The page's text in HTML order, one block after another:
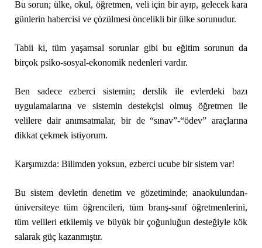
Bu sorun; ülke, okul, öğretmen, veli için bir ayıp, gelecek kara
günlerin habercisi ve çözülmesi öncelikli bir ülke sorunudur.
Tabii ki, tüm yaşamsal sorunlar gibi bu eğitim sorunun da
birçok psiko-sosyal-ekonomik nedenleri vardır.
Ben sadece ezberci sistemin; derslik ile evlerdeki bazı
uygulamalarına ve sistemin destekçisi olmuş öğretmen ile
velilere dair anımsatmalar, bir de “sınav”-“ödev” araçlarına
dikkat çekmek istiyorum.
Karşımızda: Bilimden yoksun, ezberci ucube bir sistem var!
Bu sistem devletin denetim ve gözetiminde; anaokulundan-
üniversiteye tüm öğrencileri, tüm branş-sınıf öğretmenlerini,
tüm velileri etkilemiş ve büyük bir çoğunluğun desteğiyle kök
salarak güç kazanmıştır.